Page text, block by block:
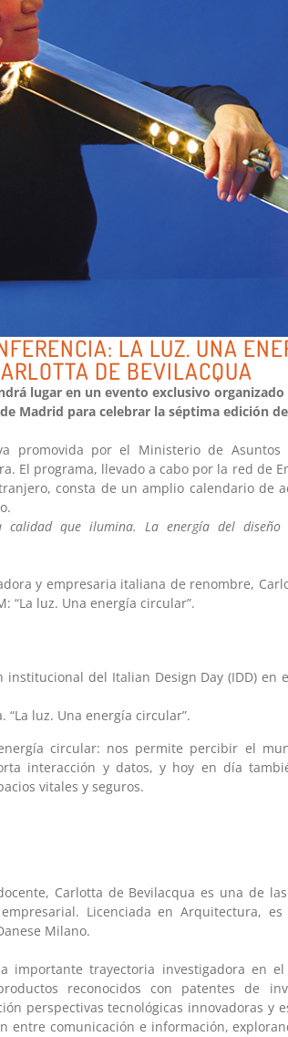
LA LUZ. UNA
DE BEVILACQUA
lugar en un evento exclusivo organizado
Madrid para celebrar la séptima edición
promovida por el Ministerio de Asuntos
El programa, llevado a cabo por la red de
consta de un amplio calendario de
calidad que ilumina. La energía del
y empresaria italiana de renombre,
“La luz. Una energía circular”.
del Italian Design Day (IDD) en
“La luz. Una energía circular”.
circular: nos permite percibir el
interacción y datos, y hoy en día
vitales y seguros.
Carlotta de Bevilacqua es una de
Licenciada en Arquitectura,
Milano.
importante trayectoria investigadora en
reconocidos con patentes de
perspectivas tecnológicas innovadoras y
entre comunicación e información,